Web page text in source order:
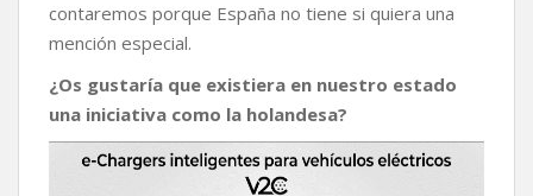
contaremos porque España no tiene si quiera una
mención especial.
¿Os gustaría que existiera en nuestro estado
una iniciativa como la holandesa?